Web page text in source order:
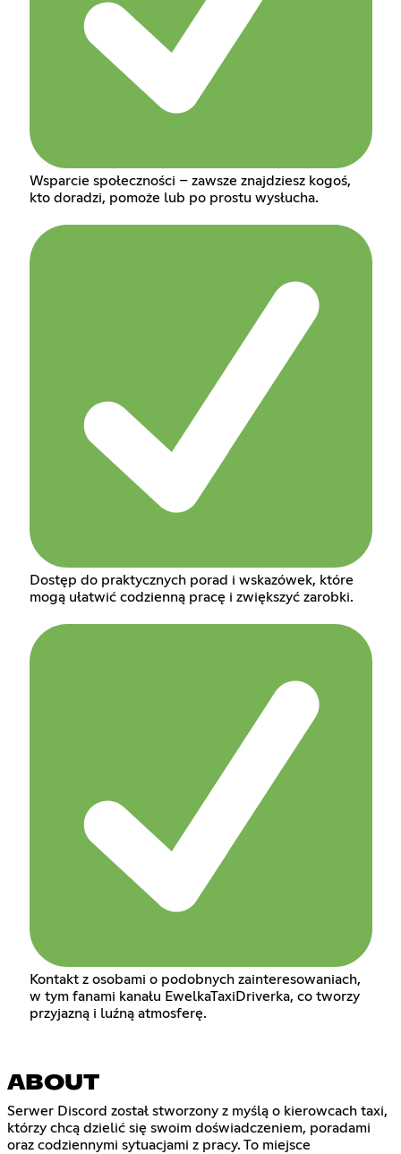
Wsparcie społeczności – zawsze znajdziesz kogoś,
kto doradzi, pomoże lub po prostu wysłucha.
Dostęp do praktycznych porad i wskazówek, które
mogą ułatwić codzienną pracę i zwiększyć zarobki.
Kontakt z osobami o podobnych zainteresowaniach,
w tym fanami kanału EwelkaTaxiDriverka, co tworzy
przyjazną i luźną atmosferę.
ABOUT
Serwer Discord został stworzony z myślą o kierowcach taxi,
którzy chcą dzielić się swoim doświadczeniem, poradami
oraz codziennymi sytuacjami z pracy. To miejsce